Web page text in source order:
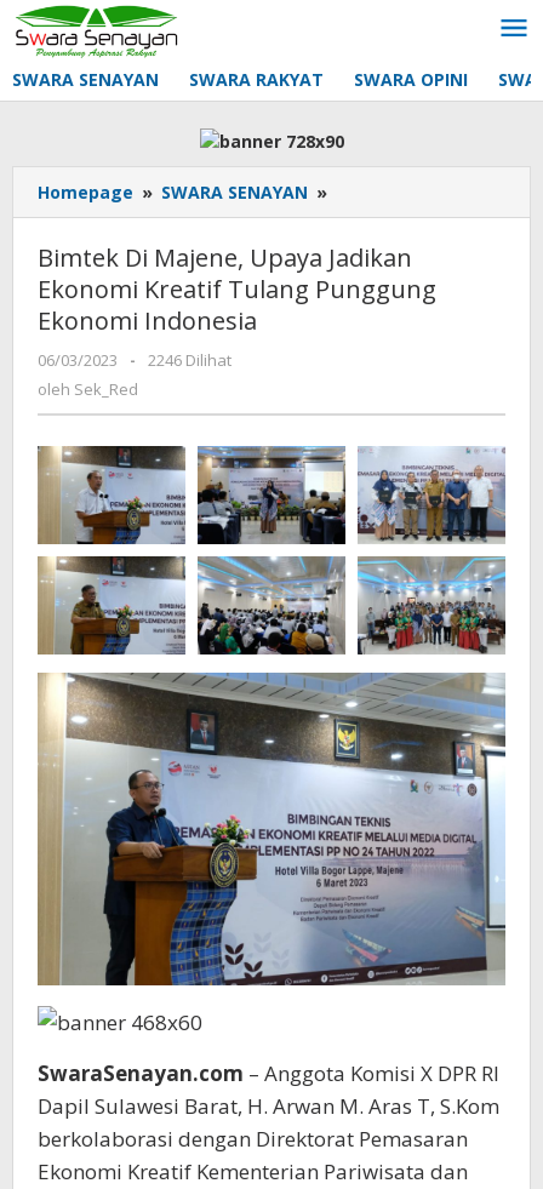
Lewati
ke
konten
SWARA SENAYAN SWARA RAKYAT SWARA OPINI
Homepage » SWARA SENAYAN »
Di
Upaya
Jadikan
Ekonomi
Indonesia
Bimtek Di Majene, Upaya Jadikan
Ekonomi Kreatif Tulang Punggung
Ekonomi Indonesia
06/03/2023
oleh
Sek_Red
-
2246 Dilihat
oleh Sek_Red
SwaraSenayan.com – Anggota Komisi X DPR RI
Dapil Sulawesi Barat, H. Arwan M. Aras T, S.Kom
berkolaborasi dengan Direktorat Pemasaran
Ekonomi Kreatif Kementerian Pariwisata dan